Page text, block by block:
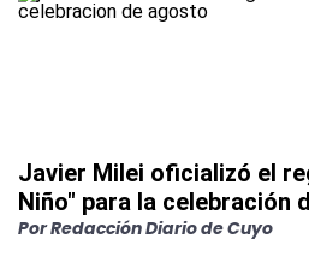
Javier Milei oficializó el
Niño" para la celebración
PorRedacción Diario de Cuyo